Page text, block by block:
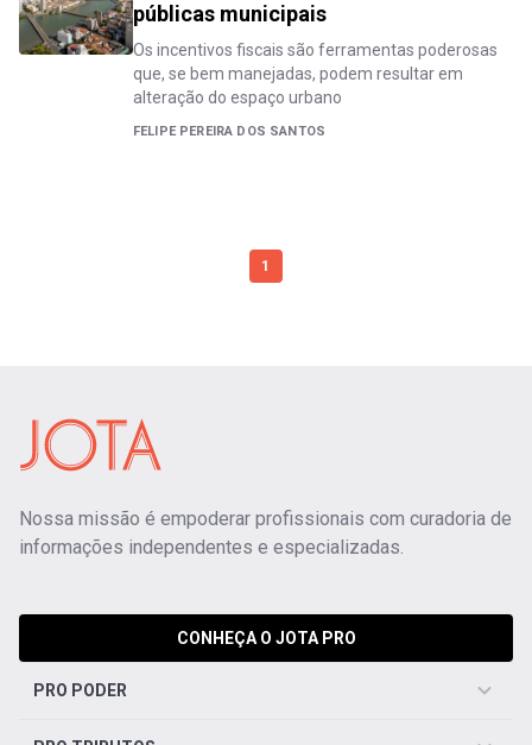
públicas municipais
Os incentivos fiscais são ferramentas poderosas
que, se bem manejadas, podem resultar em
alteração do espaço urbano
FELIPE PEREIRA DOS SANTOS
1
Nossa missão é empoderar profissionais com curadoria de
informações independentes e especializadas.
CONHEÇA O JOTA PRO
PRO PODER